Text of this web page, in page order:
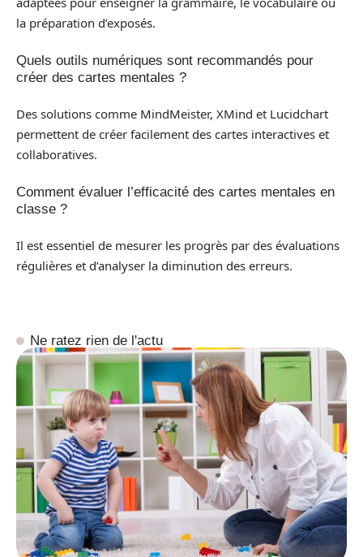
la préparation d’exposés.
Quels outils numériques sont recommandés pour
créer des cartes mentales ?
Des solutions comme MindMeister, XMind et Lucidchart
permettent de créer facilement des cartes interactives et
collaboratives.
Comment évaluer l’efficacité des cartes mentales en
classe ?
Il est essentiel de mesurer les progrès par des évaluations
régulières et d’analyser la diminution des erreurs.
Ne ratez rien de l'actu